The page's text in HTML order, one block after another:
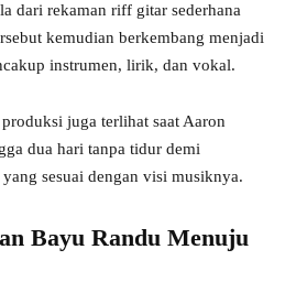
dari rekaman riff gitar sederhana
kemudian berkembang menjadi
instrumen, lirik, dan vokal.
juga terlihat saat Aaron
dua hari tanpa tidur demi
sesuai dengan visi musiknya.
Bayu Randu Menuju